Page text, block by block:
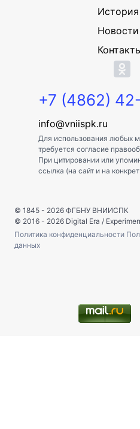
История
Новости
+7 (4862)
info@vniispk.ru
Для использования любых
требуется согласие
При цитировании или
ссылка (на сайт и на
© 1845 - 2026 ФГБНУ ВНИИСПК
© 2016 - 2026 Digital Era /
Политика конфиденциальности
данных